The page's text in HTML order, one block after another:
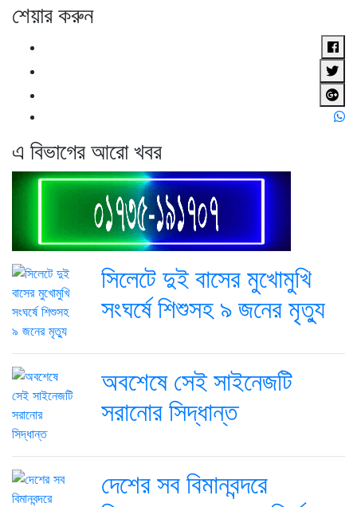
শেয়ার করুন
এ বিভাগের আরো খবর
সিলেটে দুই বাসের মুখোমুখি
সংঘর্ষে শিশুসহ ৯ জনের মৃত্যু
অবশেষে সেই সাইনেজটি
সরানোর সিদ্ধান্ত
দেশের সব বিমানবন্দরে